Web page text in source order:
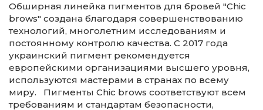
Обширная линейка пигментов для бровей "Chic
brows" создана благодаря совершенствованию
технологий, многолетним исследованиям и
постоянному контролю качества. С 2017 года
украинский пигмент рекомендуется
европейскими организациями высшего уровня,
используются мастерами в странах по всему
миру. Пигменты Chic brows соответствуют всем
требованиям и стандартам безопасности,